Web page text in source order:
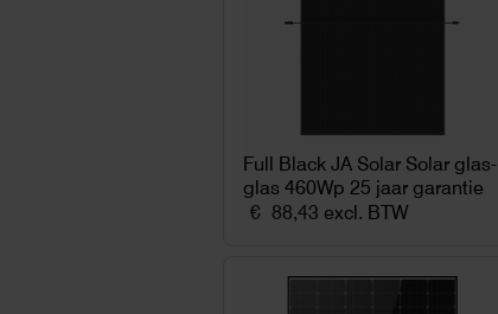
Full Black JA Solar Solar glas-
glas 460Wp 25 jaar garantie
€ 88,43 excl. BTW